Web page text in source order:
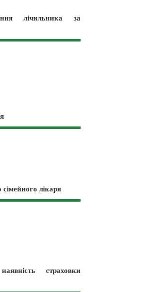
лічильника за
лікаря
страховки